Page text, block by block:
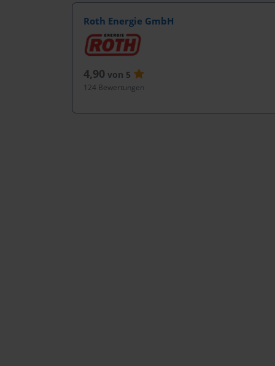
Roth Energie GmbH
4,90 von 5
124 Bewertungen